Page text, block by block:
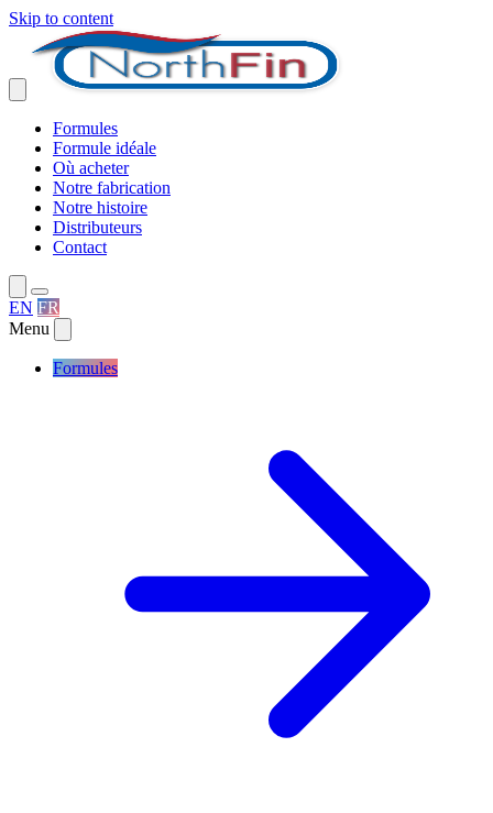
Skip to content
Formules
Formule idéale
Où acheter
Notre fabrication
Notre histoire
Distributeurs
Contact
EN FR
Menu
Formules